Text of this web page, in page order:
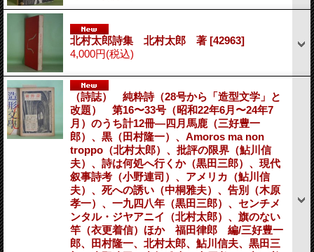
北村太郎詩集 北村太郎 著 [42963]
4,000円(税込)
（詩誌） 純粋詩（28号から「造型文学」と
改題） 第16〜33号（昭和22年6月〜24年7
月）のうち計12冊―四月馬鹿（三好豊一
郎）、黒（田村隆一）、Amoros ma non
troppo（北村太郎）、批評の限界（鮎川信
夫）、詩は何処へ行くか（黒田三郎）、現代
叙事詩考（小野連司）、アメリカ（鮎川信
夫）、死への誘い（中桐雅夫）、告別（木原
孝一）、一九四八年（黒田三郎）、センチメ
ンタル・ジヤアニイ（北村太郎）、旗のない
竿（衣更着信）ほか 福田律郎 編/三好豊一
郎、田村隆一、北村太郎、鮎川信夫、黒田三